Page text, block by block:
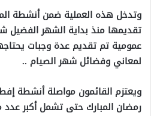
وتدخل هذه العملية ضمن أنشطة
تقديمها منذ بداية الشهر الفضيل
عمومية تم تقديم عدة وجبات
لمعاني وفضائل شهر الصيام ..
ويعتزم القائمون مواصلة أنشطة
رمضان المبارك حتى تشمل أكبر عدد